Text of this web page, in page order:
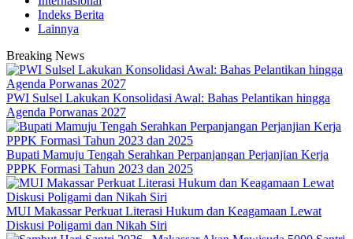
Indeks Berita
Lainnya
Breaking News
PWI Sulsel Lakukan Konsolidasi Awal: Bahas Pelantikan hingga
Agenda Porwanas 2027
Bupati Mamuju Tengah Serahkan Perpanjangan Perjanjian Kerja
PPPK Formasi Tahun 2023 dan 2025
MUI Makassar Perkuat Literasi Hukum dan Keagamaan Lewat
Diskusi Poligami dan Nikah Siri